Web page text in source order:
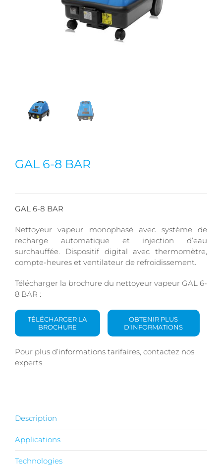
GAL 6-8 BAR
GAL 6-8 BAR
Nettoyeur vapeur monophasé avec système de
recharge automatique et injection d’eau
surchauffée. Dispositif digital avec thermomètre,
compte-heures et ventilateur de refroidissement.
Télécharger la brochure du nettoyeur vapeur GAL 6-
8 BAR :
TÉLÉCHARGER LA
BROCHURE
OBTENIR PLUS
D’INFORMATIONS
Pour plus d’informations tarifaires, contactez nos
experts.
Description
Applications
Technologies